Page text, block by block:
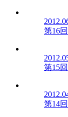
第16
第15
第14